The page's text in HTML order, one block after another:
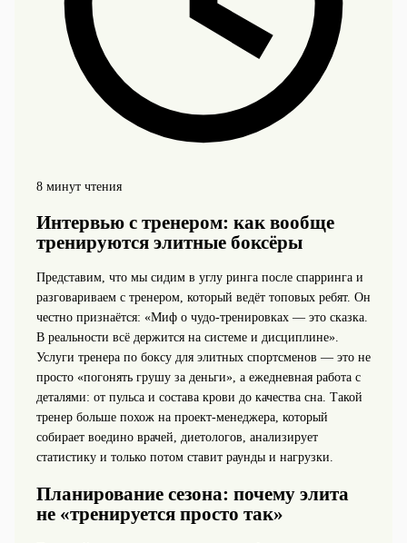
8 минут чтения
Интервью с тренером: как вообще
тренируются элитные боксёры
Представим, что мы сидим в углу ринга после спарринга и
разговариваем с тренером, который ведёт топовых ребят. Он
честно признаётся: «Миф о чудо‑тренировках — это сказка.
В реальности всё держится на системе и дисциплине».
Услуги тренера по боксу для элитных спортсменов — это не
просто «погонять грушу за деньги», а ежедневная работа с
деталями: от пульса и состава крови до качества сна. Такой
тренер больше похож на проект-менеджера, который
собирает воедино врачей, диетологов, анализирует
статистику и только потом ставит раунды и нагрузки.
Планирование сезона: почему элита
не «тренируется просто так»